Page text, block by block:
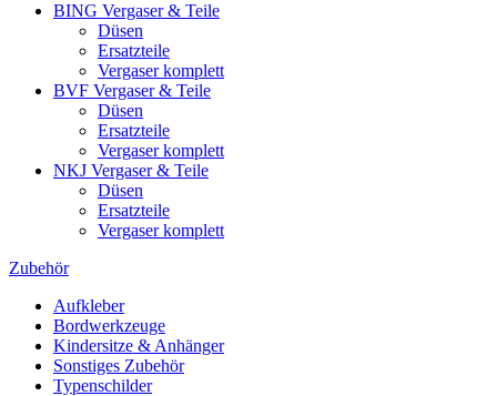
BING Vergaser & Teile
Düsen
Ersatzteile
Vergaser komplett
BVF Vergaser & Teile
Düsen
Ersatzteile
Vergaser komplett
NKJ Vergaser & Teile
Düsen
Ersatzteile
Vergaser komplett
Zubehör
Aufkleber
Bordwerkzeuge
Kindersitze & Anhänger
Sonstiges Zubehör
Typenschilder